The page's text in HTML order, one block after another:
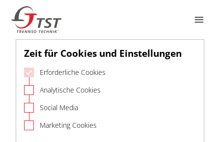

Zeit für Cookies und Einstellungen
Erforderliche Cookies
Analytische Cookies
Social Media
Marketing Cookies